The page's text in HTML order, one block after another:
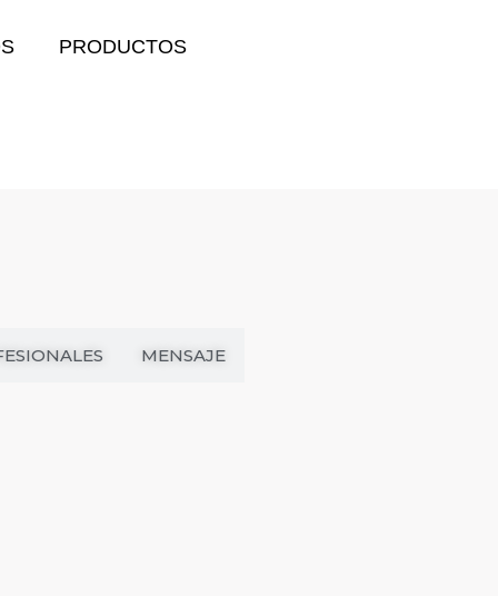
PRODUCTOS
MENSAJE